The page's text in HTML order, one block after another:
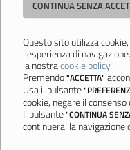
CONTINUA SENZA
Questo sito utilizza
l'esperienza di
la nostracookie policy.
Premendo"ACCETTA"
Usa il pulsante
cookie, negare il
Il pulsante"CONTINUA
continuerai la navigazione
Deledda"
351005 - Email:
morc08000g@pec.istruzione.it
Codice meccanografico:
Ultimo aggiornamento: